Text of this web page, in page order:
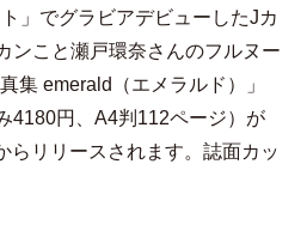
」でグラビアデビューしたJカ
ンこと瀬戸環奈さんのフルヌー
集 emerald（エメラルド）」
4180円、A4判112ページ）が
らリリースされます。誌面カッ